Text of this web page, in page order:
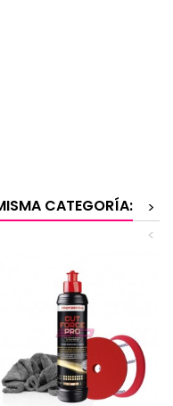
CATEGORÍA:
>
<